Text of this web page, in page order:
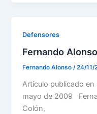
Defensores
Fernando
Fernando Alonso/24/11/
Artículo publicado en
mayo de 2009
Colón,